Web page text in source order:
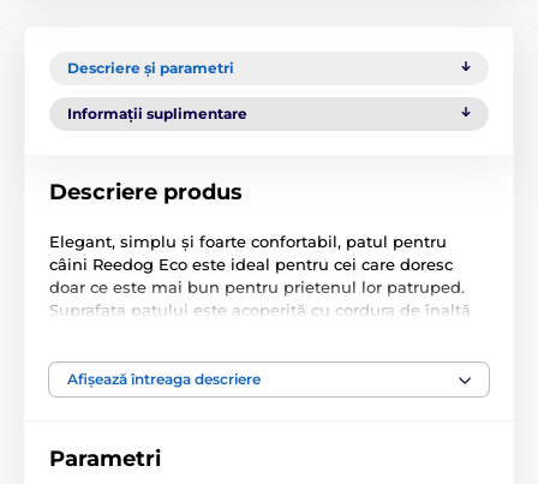
Descriere și parametri
Informații suplimentare
Descriere produs
Elegant, simplu și foarte confortabil, patul pentru
câini Reedog Eco este ideal pentru cei care doresc
doar ce este mai bun pentru prietenul lor patruped.
Suprafața patului este acoperită cu cordura de înaltă
patului poate fi îndepărtat cu ușurință și spălat
manual sauîn mașina de spălat, pe un program
spumă moale, oferind un loc plăcut pentru odihnă și
relaxare.
Afișează întreaga descriere
Parametri